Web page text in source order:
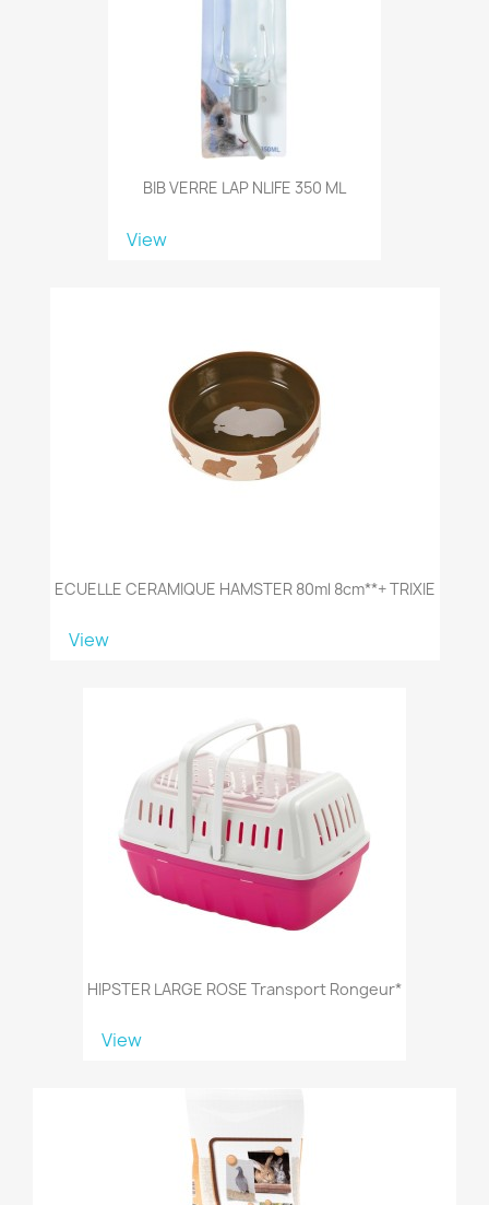
BIB VERRE LAP NLIFE 350 ML
View
ECUELLE CERAMIQUE HAMSTER 80ml 8cm**+ TRIXIE
View
HIPSTER LARGE ROSE Transport Rongeur*
View